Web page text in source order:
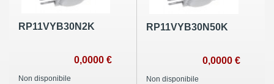
RP11VYB30N2K
0,0000 €
Non disponibile
RP11VYB30N50K
0,0000 €
Non disponibile